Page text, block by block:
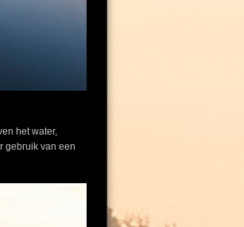
het water,
gebruik van een